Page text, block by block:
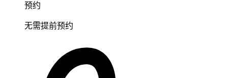
预约
无需提前预约